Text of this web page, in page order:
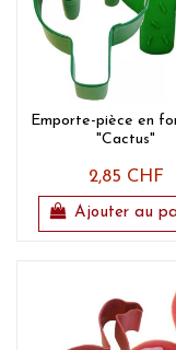
Emporte-pièce en
"Cactus"
2,85 CHF
Ajouter au